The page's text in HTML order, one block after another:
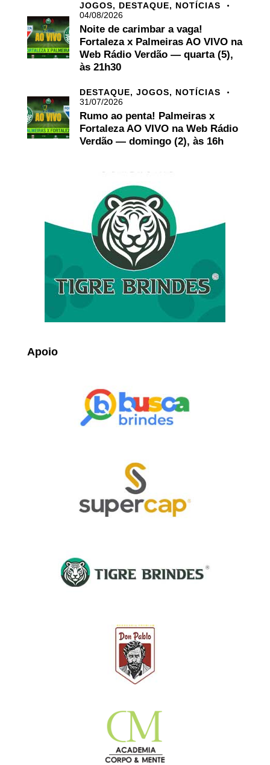
JOGOS, DESTAQUE, NOTÍCIAS
04/08/2026
Noite de carimbar a vaga!
Fortaleza x Palmeiras AO VIVO na
Web Rádio Verdão — quarta (5),
às 21h30
DESTAQUE, JOGOS, NOTÍCIAS
31/07/2026
Rumo ao penta! Palmeiras x
Fortaleza AO VIVO na Web Rádio
Verdão — domingo (2), às 16h
Apoio